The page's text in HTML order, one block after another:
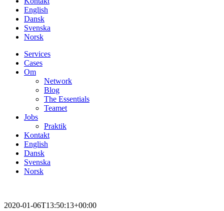
English
Dansk
Svenska
Norsk
Services
Cases
Om
Network
Blog
The Essentials
Teamet
Jobs
Praktik
Kontakt
English
Dansk
Svenska
Norsk
2020-01-06T13:50:13+00:00